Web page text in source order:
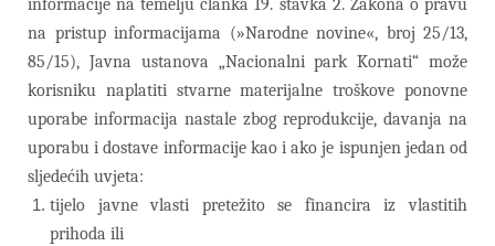
informacije na temelju članka 19. stavka 2. Zakona o pravu
na pristup informacijama (»Narodne novine«, broj 25/13,
85/15), Javna ustanova „Nacionalni park Kornati“može
korisniku naplatiti stvarne materijalne troškove ponovne
uporabe informacija nastale zbog reprodukcije, davanja na
uporabu i dostave informacije kao i ako je ispunjen jedan od
sljedećih uvjeta:
tijelo javne vlasti pretežito se financira iz vlastitih
prihoda ili